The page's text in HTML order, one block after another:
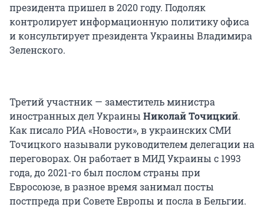
президента пришел в 2020 году. Подоляк
контролирует информационную политику офиса
и консультирует президента Украины Владимира
Зеленского.
Третий участник — заместитель министра
иностранных дел Украины Николай Точицкий.
Как писало РИА «Новости», в украинских СМИ
Точицкого называли руководителем делегации на
переговорах. Он работает в МИД Украины с 1993
года, до 2021-го был послом страны при
Евросоюзе, в разное время занимал посты
постпреда при Совете Европы и посла в Бельгии.